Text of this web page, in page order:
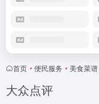
首页 • 便民服务 • 美食菜谱
大众点评